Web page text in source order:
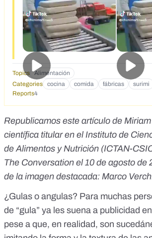
Topics Alimentación
Categories
cocina comida fábricas
surimi
Reports4
Republicamos este artículo de
científica titular en el Instituto de
de Alimentos y Nutrición (ICTAN-
The Conversation el 10 de agosto de
de la imagen destacada: Marco Verch
¿Gulas o angulas? Para muchas
de “gula” ya les suena a publicidad
pese a que, en realidad, son